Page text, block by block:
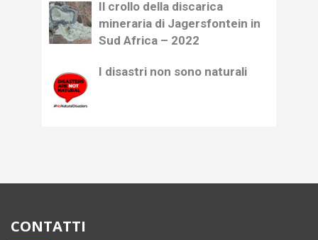
Il crollo della discarica
mineraria di Jagersfontein in
Sud Africa – 2022
I disastri non sono naturali
CONTATTI